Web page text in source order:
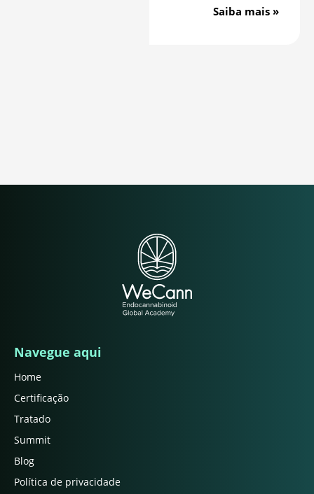
Saiba mais »
Navegue aqui
Home
Certificação
Tratado
Summit
Blog
Política de privacidade